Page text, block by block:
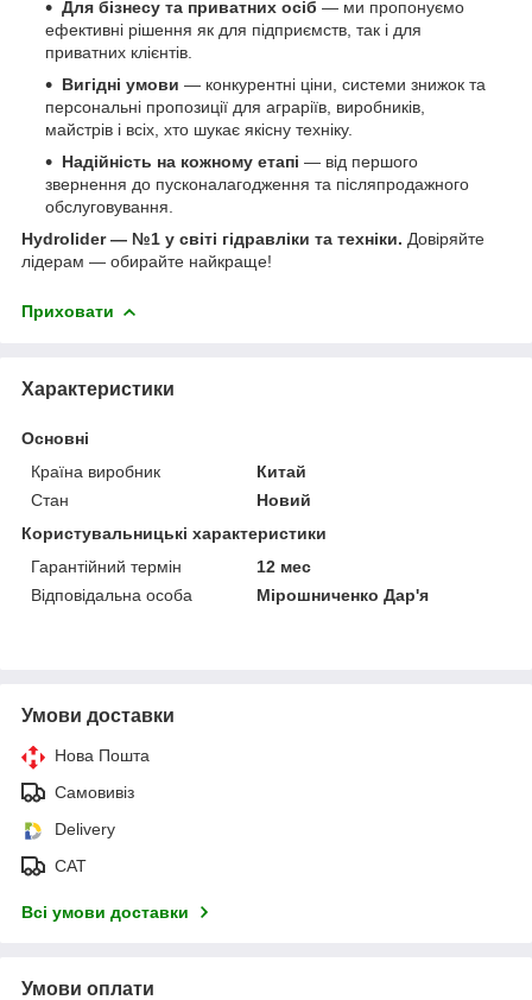
Для бізнесу та приватних осіб — ми пропонуємо
ефективні рішення як для підприємств, так і для
приватних клієнтів.
Вигідні умови — конкурентні ціни, системи знижок та
персональні пропозиції для аграріїв, виробників,
майстрів і всіх, хто шукає якісну техніку.
Надійність на кожному етапі — від першого
звернення до пусконалагодження та післяпродажного
обслуговування.
Hydrolider — №1 у світі гідравліки та техніки. Довіряйте
лідерам — обирайте найкраще!
Приховати
Характеристики
Основні
Країна виробник
Китай
Стан
Новий
Користувальницькі характеристики
Гарантійний термін
12 мес
Відповідальна особа
Мірошниченко Дар'я
Умови доставки
Нова Пошта
Самовивіз
Delivery
САТ
Всі умови доставки
Умови оплати